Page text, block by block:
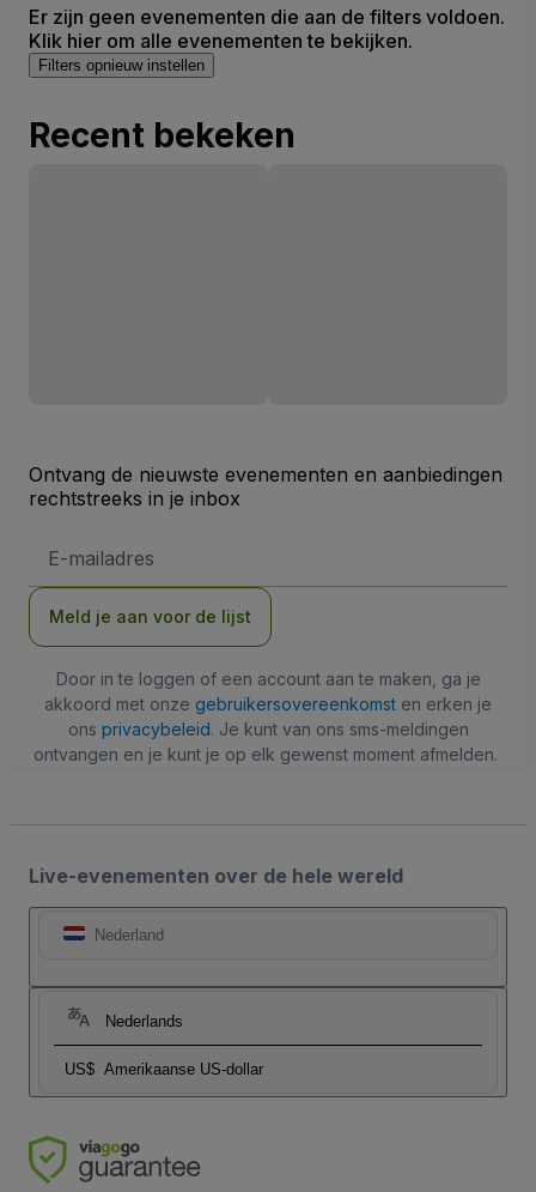
Er zijn geen evenementen die aan de filters voldoen.
Klik hier om alle evenementen te bekijken.
Filters opnieuw instellen
Recent bekeken
Ontvang de nieuwste evenementen en aanbiedingen
rechtstreeks in je inbox
mailadres
Meld je aan voor de lijst
Door in te loggen of een account aan te maken, ga je
akkoord met onze gebruikersovereenkomst en erken je
ons privacybeleid. Je kunt van ons sms-meldingen
ontvangen en je kunt je op elk gewenst moment afmelden.
Live-evenementen over de hele wereld
Nederland
Nederlands
US$ Amerikaanse US-dollar